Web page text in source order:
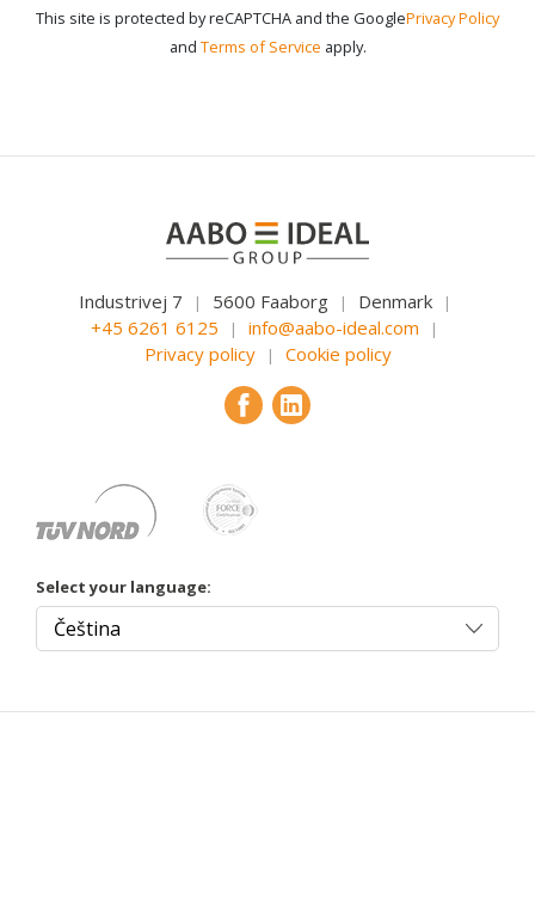
This site is protected by reCAPTCHA and the GooglePrivacy Policy
and Terms of Service apply.
Industrivej 7 | 5600 Faaborg | Denmark |
+45 6261 6125 | info@aabo-ideal.com |
Privacy policy | Cookie policy
Select your language: